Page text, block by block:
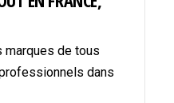
marques de tous
dans